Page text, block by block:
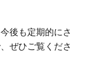
後も定期的にさ
ぜひご覧くださ